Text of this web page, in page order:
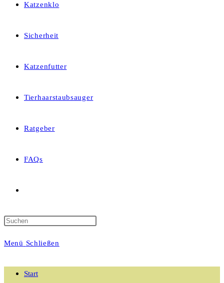
Katzenklo
Sicherheit
Katzenfutter
Tierhaarstaubsauger
Ratgeber
FAQs
Suche
Menü Schließen
Start